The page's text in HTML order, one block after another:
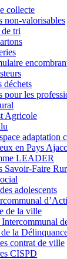
collecte
non-valorisables
tri
déchets
pour les
Agricole
adaptation
en Pays
LEADER
Savoir-Faire
adolescents
de la ville
la
contrat de ville
CISPD